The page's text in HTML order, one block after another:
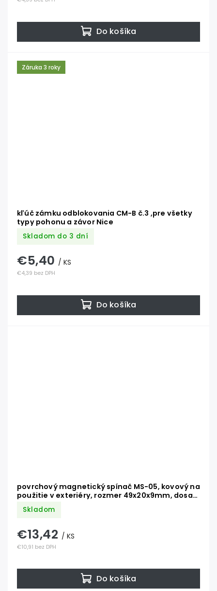
Do košíka
Záruka 3 roky
kľúč zámku odblokovania CM-B č.3 ,pre všetky
typy pohonu a závor Nice
Skladom do 3 dní
€4,39 bez DPH
€5,40 / KS
Do košíka
povrchový magnetický spínač MS-05, kovový na
použitie v exteriéry, rozmer 49x20x9mm, dosah
1cm
Skladom
€10,91 bez DPH
€13,42 / KS
Do košíka